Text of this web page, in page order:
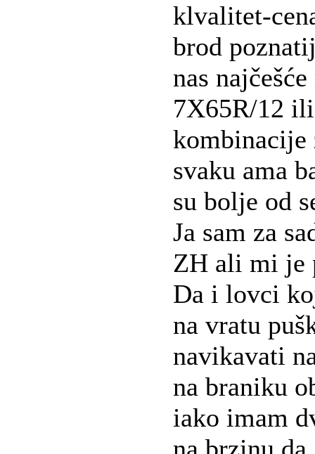
klvalitet-
brod
nas
7X65R/12
kombinacije
svaku ama
su bolje od
Ja sam za
ZH ali mi je
Da i lovci
na vratu
navikavati
na braniku
iako imam